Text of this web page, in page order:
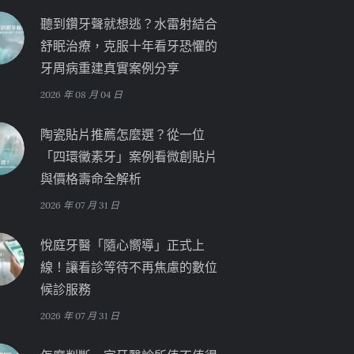
聽到鑽牙聲就想逃？水雷射結合
舒眠治療，克服十年看牙恐懼的
牙周病重建真實案例分享
2026 年 08 月 04 日
陶瓷貼片推薦怎麼選？從一位
「四環黴素牙」案例看微創貼片
與價格壽命全解析
2026 年 07 月 31 日
悅庭牙醫「隨心嚮導」正式上
線！讓看診等待不再焦慮的數位
候診服務
2026 年 07 月 31 日